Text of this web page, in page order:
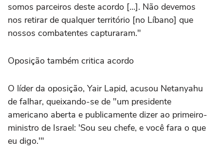
somos parceiros deste acordo [...]. Não devemos
nos retirar de qualquer território [no Líbano] que
nossos combatentes capturaram."
Oposição também critica acordo
O líder da oposição, Yair Lapid, acusou Netanyahu
de falhar, queixando-se de "um presidente
americano aberta e publicamente dizer ao primeiro-
ministro de Israel: 'Sou seu chefe, e você fara o que
eu digo.'"